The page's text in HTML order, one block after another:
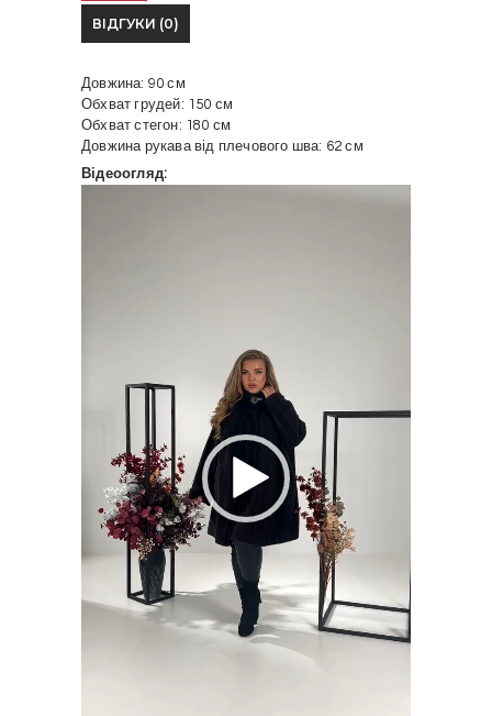
ВІДГУКИ (0)
Довжина: 90 см
Обхват грудей: 150 см
Обхват стегон: 180 см
Довжина рукава від плечового шва: 62 см
Відеоогляд: